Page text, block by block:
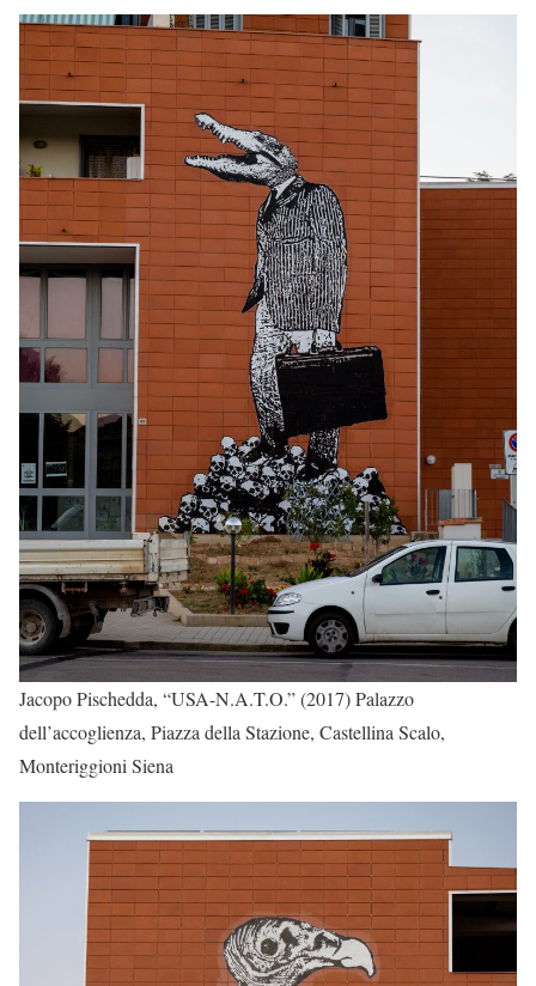
Jacopo Pischedda, “USA-N.A.T.O.” (2017) Palazzo
dell’accoglienza, Piazza della Stazione, Castellina Scalo,
Monteriggioni Siena